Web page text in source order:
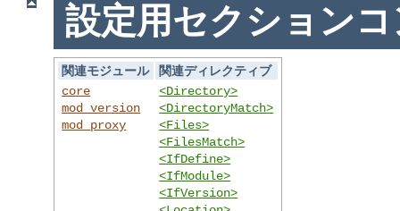
設定用セクション
関連モジュール
関連ディレクティブ
core
mod_version
mod_proxy
<Directory>
<DirectoryMatch>
<Files>
<FilesMatch>
<IfDefine>
<IfModule>
<IfVersion>